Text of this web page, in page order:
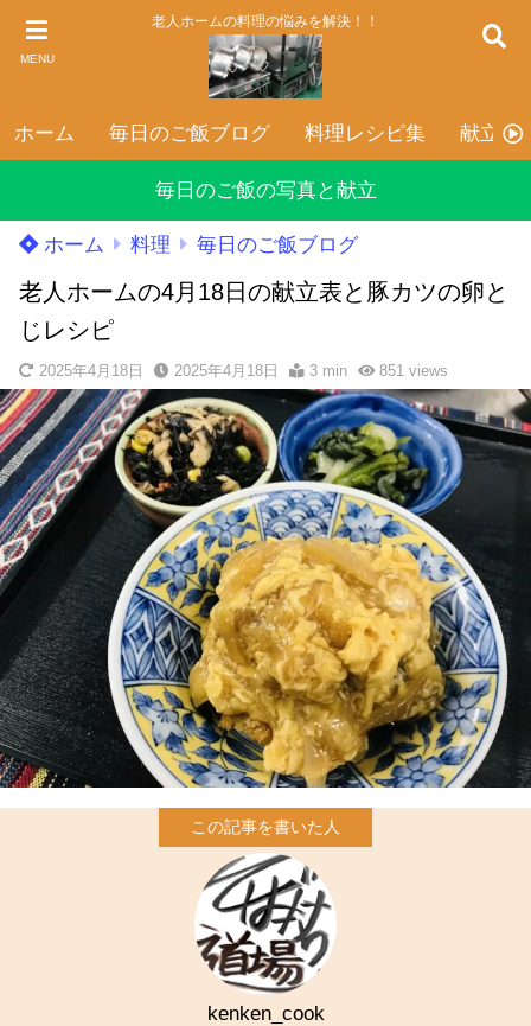
MENU
老人ホームの料理の悩みを解決！！
ホーム 毎日のご飯ブログ 料理レシピ集 献立表
毎日のご飯の写真と献立
ホーム 料理 毎日のご飯ブログ
老人ホームの4月18日の献立表と豚カツの卵と
じレシピ
2025年4月18日 2025年4月18日 3 min 851views
kenken_cook